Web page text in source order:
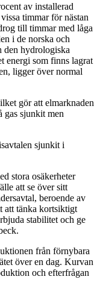
av installerad
timmar för nästan
till timmar med låga
i de norska och
den hydrologiska
energi som finns lagrat
ligger över normal
gör att elmarknaden
gas sjunkit men
sjunkit i
stora osäkerheter
att se över sitt
beroende av
att tänka kortsiktigt
stabilitet och ge
från förnybara
över en dag. Kurvan
och efterfrågan